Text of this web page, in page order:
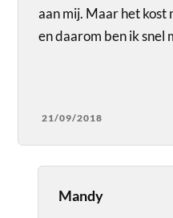
aan mij. Maar het kost
en daarom ben ik snel
21/09/2018
Mandy